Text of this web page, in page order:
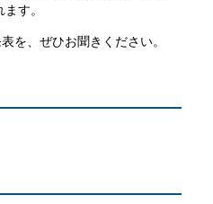
す。
を、ぜひお聞きください。